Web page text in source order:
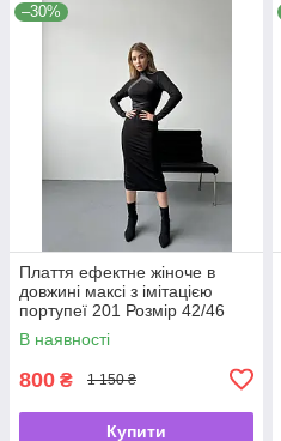
–30%
Плаття ефектне жіноче в
довжині максі з імітацією
портупеї 201 Розмір 42/46
В наявності
800 ₴ 1 150 ₴
Купити